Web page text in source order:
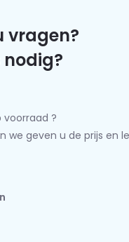
vragen?
nodig?
?
geven u de prijs en